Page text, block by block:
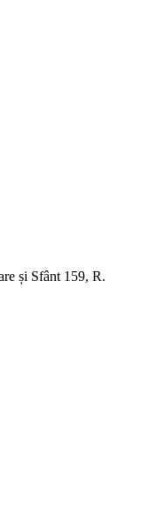
și Sfânt 159, R.